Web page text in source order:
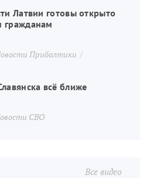
Латвии готовы открыто
гражданам
Прибалтики
всё ближе
СВО
Все видео